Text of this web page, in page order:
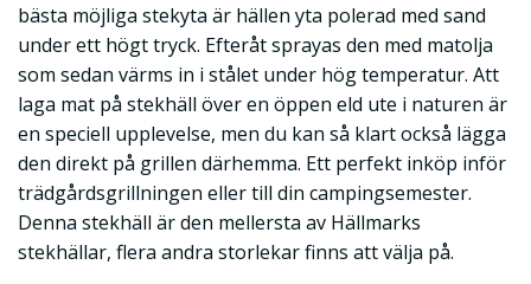
bästa möjliga stekyta är hällen yta polerad med sand
under ett högt tryck. Efteråt sprayas den med matolja
som sedan värms in i stålet under hög temperatur. Att
laga mat på stekhäll över en öppen eld ute i naturen är
en speciell upplevelse, men du kan så klart också lägga
den direkt på grillen därhemma. Ett perfekt inköp inför
trädgårdsgrillningen eller till din campingsemester.
Denna stekhäll är den mellersta av Hällmarks
stekhällar, flera andra storlekar finns att välja på.